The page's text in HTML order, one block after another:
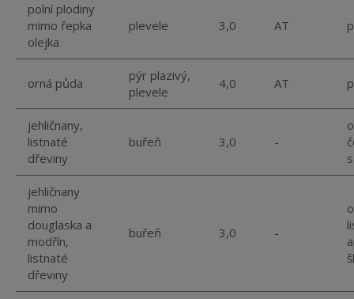
polní plodiny
mimo řepka
olejka
plevele 3,0 AT
orná půda
pýr plazivý,
plevele
4,0 AT
jehličnany,
listnaté
dřeviny
buřeň 3,0 -
jehličnany
mimo
douglaska a
modřín,
listnaté
dřeviny
buřeň 3,0 -